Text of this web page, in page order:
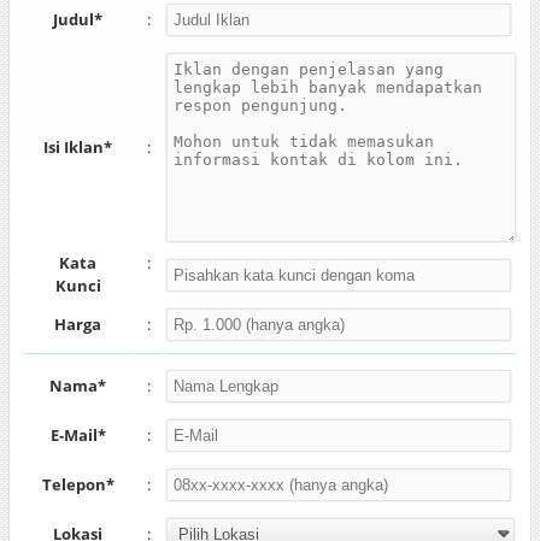
Judul* :
Isi Iklan* :
Kata
Kunci
:
Harga :
Nama* :
E-Mail* :
Telepon* :
Lokasi :